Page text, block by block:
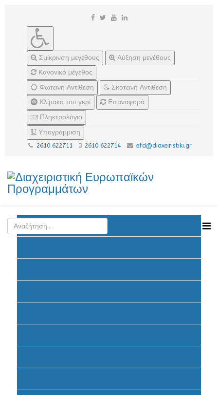
Σμίκρινση μεγέθους
Αύξηση μεγέθους
Κανονικό μέγεθος
Φωτεινή Αντίθεση
Σκοτεινή Αντίθεση
Κλίμακα του γκρί
Επαναφορά
Πληκτρολόγιο
Υπογράμμιση
2610 622711 2610 622714 efd@diaxeiristiki.gr
Ανακοινώσεις